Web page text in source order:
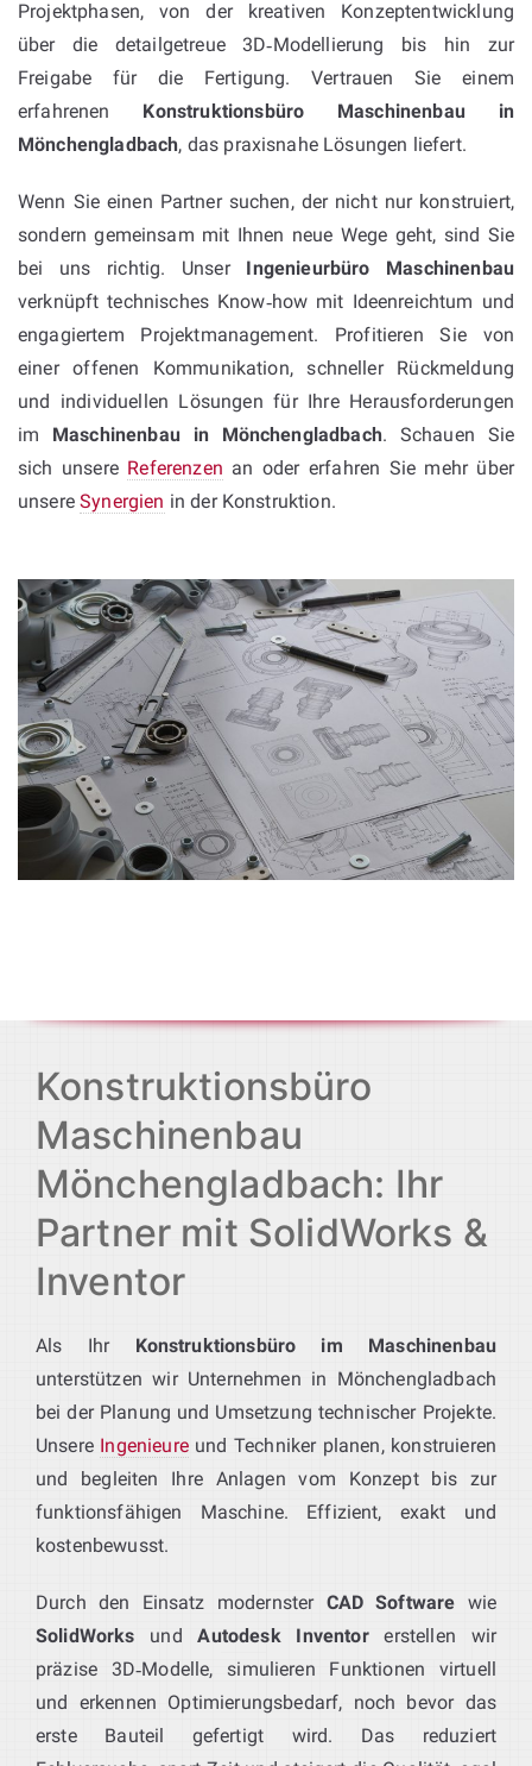
Projektphasen, von der kreativen Konzeptentwicklung
über die detailgetreue 3D‑Modellierung bis hin zur
Freigabe für die Fertigung. Vertrauen Sie einem
erfahrenen Konstruktionsbüro Maschinenbau in
Mönchengladbach, das praxisnahe Lösungen liefert.
Wenn Sie einen Partner suchen, der nicht nur konstruiert,
sondern gemeinsam mit Ihnen neue Wege geht, sind Sie
bei uns richtig. Unser Ingenieurbüro Maschinenbau
verknüpft technisches Know‑how mit Ideenreichtum und
engagiertem Projektmanagement. Profitieren Sie von
einer offenen Kommunikation, schneller Rückmeldung
und individuellen Lösungen für Ihre Herausforderungen
im Maschinenbau in Mönchengladbach. Schauen Sie
sich unsere Referenzen an oder erfahren Sie mehr über
unsereSynergien in der Konstruktion.
Konstruktionsbüro
Maschinenbau
Mönchengladbach: Ihr
Partner mit SolidWorks &
Inventor
Als Ihr Konstruktionsbüro im Maschinenbau
unterstützen wir Unternehmen in Mönchengladbach
bei der Planung und Umsetzung technischer Projekte.
Unsere Ingenieureund Techniker planen, konstruieren
und begleiten Ihre Anlagen vom Konzept bis zur
funktionsfähigen Maschine. Effizient, exakt und
kostenbewusst.
Durch den Einsatz modernster CAD Software wie
SolidWorks undAutodesk Inventorerstellen wir
präzise 3D‑Modelle, simulieren Funktionen virtuell
und erkennen Optimierungsbedarf, noch bevor das
erste Bauteil gefertigt wird. Das reduziert